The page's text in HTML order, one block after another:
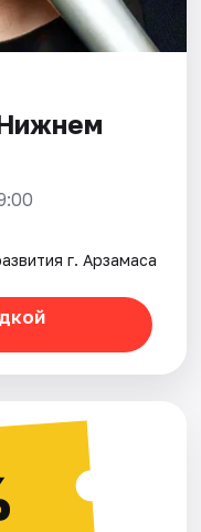
г. Арзамаса